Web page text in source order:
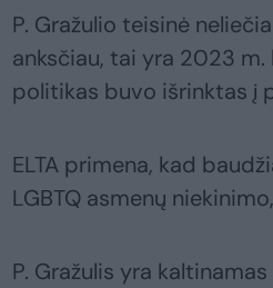
P. Gražulio teisinė
anksčiau, tai yra 2023
politikas buvo išrinktas į
ELTA primena, kad
LGBTQ asmenų
P. Gražulis yra